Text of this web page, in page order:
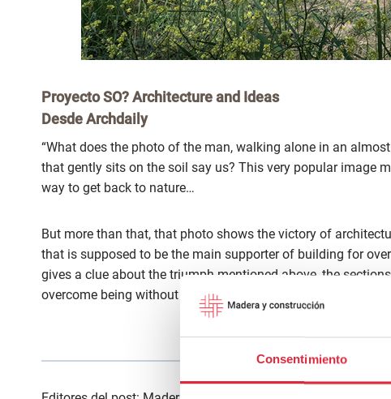
Consentimiento
ProyectoSO? Architecture and Ideas
DesdeArchdaily
“What does the photo of the man, walking alone in an
that gently sits on the soil say us? This very popular image
way to get back to nature…
But more than that, that photo shows the victory of
that is supposed to be the main supporter of building for
gives a clue about the triumph mentioned above, the
overcome being without infrastructure utilizing the nature by
Acceder al